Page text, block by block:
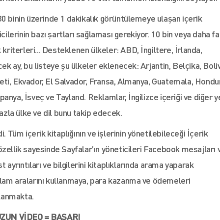
binin üzerinde 1 dakikalık görüntülemeye ulaşan içerik
bazı şartları sağlaması gerekiyor. 10 bin veya daha
Desteklenen ülkeler: ABD, İngiltere, İrlanda,
ay, bu listeye şu ülkeler eklenecek: Arjantin, Belçika,
Ekvador, El Salvador, Fransa, Almanya, Guatemala,
İsveç ve Tayland. Reklamlar, İngilizce içeriği ve diğer
ülke ve dil bunu takip edecek.
Tüm içerik kitaplığının ve işlerinin yönetilebileceği İçerik
sayesinde Sayfalar’ın yöneticileri Facebook mesajları
ve bilgilerini kitaplıklarında arama yaparak
aralarını kullanmaya, para kazanma ve ödemeleri
VİDEO = BAŞARI